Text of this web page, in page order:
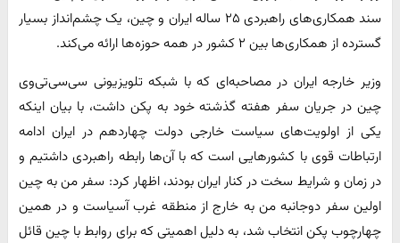
سند همکاری‌های راهبردی ۲۵ ساله ایران و چین، یک چشم‌انداز بسیار
گسترده از همکاری‌ها بین ۲ کشور در همه حوزه‌ها ارائه می‌کند.
وزیر خارجه ایران در مصاحبه‌ای که با شبکه تلویزیونی سی‌سی‌تی‌وی
چین در جریان سفر هفته گذشته خود به پکن داشت، با بیان اینکه
یکی از اولویت‌های سیاست خارجی دولت چهاردهم در ایران ادامه
ارتباطات قوی با کشورهایی است که با آن‌ها رابطه راهبردی داشتیم و
در زمان و شرایط سخت در کنار ایران بودند، اظهار کرد: سفر من به چین
اولین سفر دوجانبه من به خارج از منطقه غرب آسیاست و در همین
چهارچوب پکن انتخاب شد، به دلیل اهمیتی که برای روابط با چین قائل